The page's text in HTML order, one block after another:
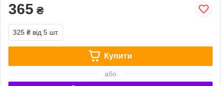
365 ₴
325 ₴ від 5 шт.
Купити
або